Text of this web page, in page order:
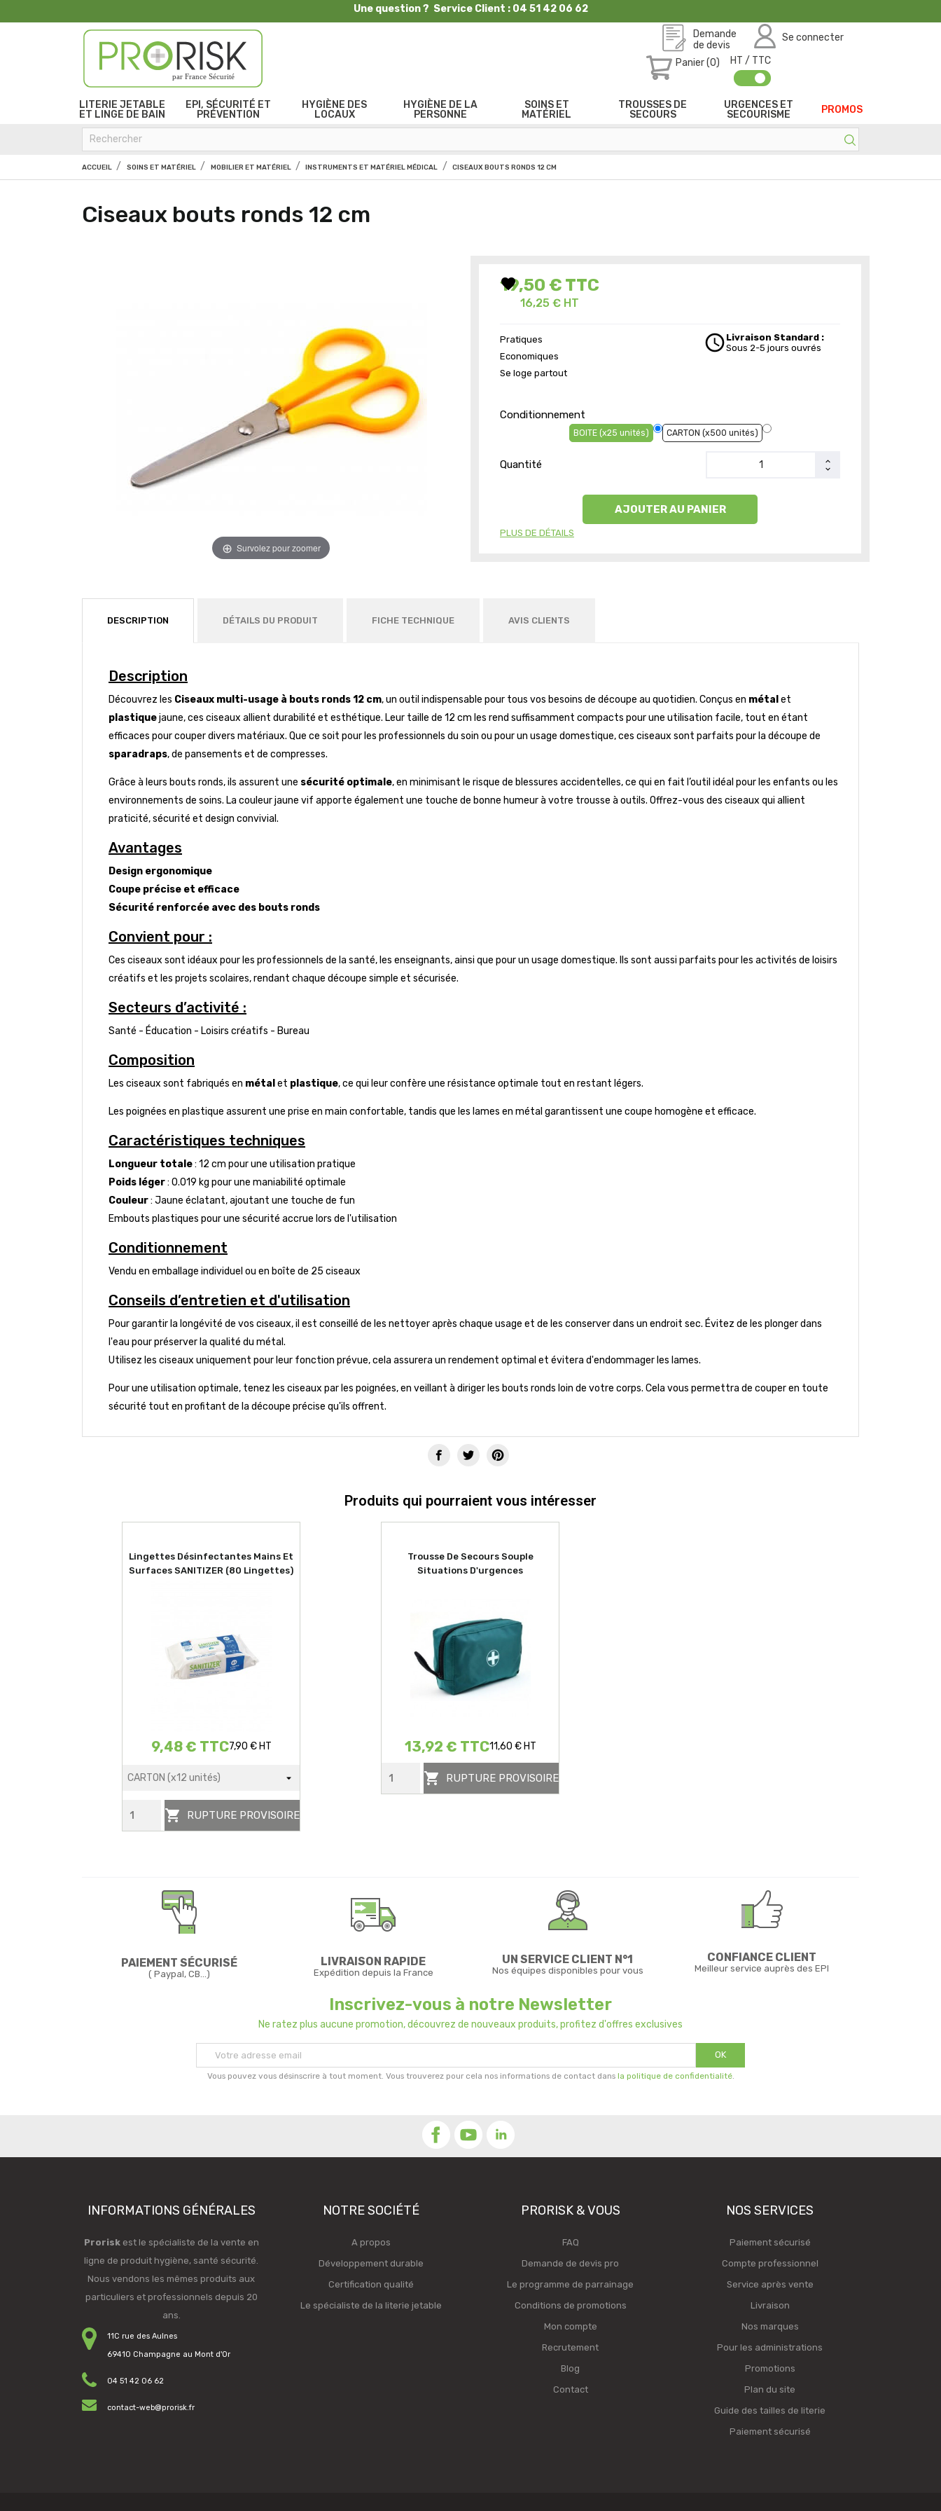
Une question ? Service Client : 04 51 42 06 62
par France Sécurité
Demande
de devis
Se connecter
Panier (0) HT / TTC
LITERIE JETABLE
ET LINGE DE BAIN
EPI, SÉCURITÉ ET
PRÉVENTION
HYGIÈNE DES
LOCAUX
HYGIÈNE DE LA
PERSONNE
SOINS ET
MATÉRIEL
TROUSSES DE
SECOURS
URGENCES ET
SECOURISME
PROMOS
ACCUEIL SOINS ET MATÉRIEL MOBILIER ET MATÉRIEL INSTRUMENTS ET MATÉRIEL MÉDICAL CISEAUX BOUTS RONDS 12 CM
Ciseaux bouts ronds 12 cm
Survolez pour zoomer
19,50 € TTC
16,25 € HT
favorite
Pratiques
Economiques
Se loge partout
schedule Livraison Standard :
Sous 2-5 jours ouvrés
Conditionnement
BOITE (x25 unités) CARTON (x500 unités)
Quantité
AJOUTER AU PANIER
PLUS DE DÉTAILS
DESCRIPTION DÉTAILS DU PRODUIT FICHE TECHNIQUE AVIS CLIENTS
Description
Découvrez les Ciseaux multi-usage à bouts ronds 12 cm, un outil indispensable pour tous vos besoins de découpe au quotidien. Conçus en métal et
plastiquejaune, ces ciseaux allient durabilité et esthétique. Leur taille de 12 cm les rend suffisamment compacts pour une utilisation facile, tout en étant
efficaces pour couper divers matériaux. Que ce soit pour les professionnels du soin ou pour un usage domestique, ces ciseaux sont parfaits pour la découpe de
sparadraps, de pansements et de compresses.
Grâce à leurs bouts ronds, ils assurent une sécurité optimale, en minimisant le risque de blessures accidentelles, ce qui en fait l’outil idéal pour les enfants ou les
environnements de soins. La couleur jaune vif apporte également une touche de bonne humeur à votre trousse à outils. Offrez-vous des ciseaux qui allient
praticité, sécurité et design convivial.
Avantages
Design ergonomique
Coupe précise et efficace
Sécurité renforcée avec des bouts ronds
Convient pour :
Ces ciseaux sont idéaux pour les professionnels de la santé, les enseignants, ainsi que pour un usage domestique. Ils sont aussi parfaits pour les activités de loisirs
créatifs et les projets scolaires, rendant chaque découpe simple et sécurisée.
Secteurs d’activité :
Santé - Éducation - Loisirs créatifs - Bureau
Composition
Les ciseaux sont fabriqués en métal et plastique, ce qui leur confère une résistance optimale tout en restant légers.
Les poignées en plastique assurent une prise en main confortable, tandis que les lames en métal garantissent une coupe homogène et efficace.
Caractéristiques techniques
Longueur totale: 12 cm pour une utilisation pratique
Poids léger: 0.019 kg pour une maniabilité optimale
Couleur: Jaune éclatant, ajoutant une touche de fun
Embouts plastiques pour une sécurité accrue lors de l'utilisation
Conditionnement
Vendu en emballage individuel ou en boîte de 25 ciseaux
Conseils d’entretien et d'utilisation
Pour garantir la longévité de vos ciseaux, il est conseillé de les nettoyer après chaque usage et de les conserver dans un endroit sec. Évitez de les plonger dans
l'eau pour préserver la qualité du métal.
Utilisez les ciseaux uniquement pour leur fonction prévue, cela assurera un rendement optimal et évitera d'endommager les lames.
Pour une utilisation optimale, tenez les ciseaux par les poignées, en veillant à diriger les bouts ronds loin de votre corps. Cela vous permettra de couper en toute
sécurité tout en profitant de la découpe précise qu'ils offrent.
Produits qui pourraient vous intéresser
Lingettes Désinfectantes Mains Et
Surfaces SANITIZER (80 Lingettes)
9,48 € TTC7,90 € HT
 RUPTURE PROVISOIRE
Trousse De Secours Souple
Situations D'urgences
13,92 € TTC11,60 € HT
 RUPTURE PROVISOIRE
PAIEMENT SÉCURISÉ
( Paypal, CB...)
LIVRAISON RAPIDE
Expédition depuis la France
UN SERVICE CLIENT N°1
Nos équipes disponibles pour vous
CONFIANCE CLIENT
Meilleur service auprès des EPI
Inscrivez-vous à notre Newsletter
Ne ratez plus aucune promotion, découvrez de nouveaux produits, profitez d'offres exclusives
OK
Vous pouvez vous désinscrire à tout moment. Vous trouverez pour cela nos informations de contact dans la politique de confidentialité.
INFORMATIONS GÉNÉRALES
Proriskest le spécialiste de la vente en
ligne de produit hygiène, santé sécurité.
Nous vendons les mêmes produits aux
particuliers et professionnels depuis 20
ans.
11C rue des Aulnes
69410 Champagne au Mont d'Or
04 51 42 06 62
contact-web@prorisk.fr
NOTRE SOCIÉTÉ
A propos
Développement durable
Certification qualité
Le spécialiste de la literie jetable
PRORISK & VOUS
FAQ
Demande de devis pro
Le programme de parrainage
Conditions de promotions
Mon compte
Recrutement
Blog
Contact
NOS SERVICES
Paiement sécurisé
Compte professionnel
Service après vente
Livraison
Nos marques
Pour les administrations
Promotions
Plan du site
Guide des tailles de literie
Paiement sécurisé